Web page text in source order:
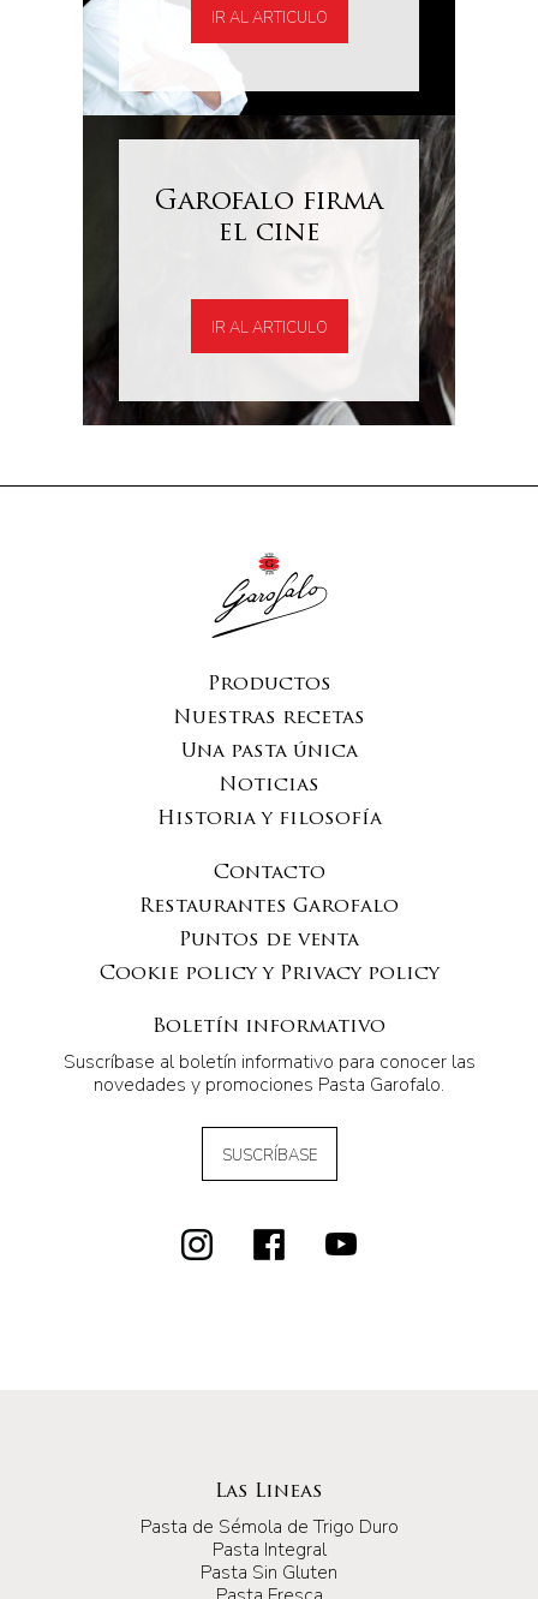
IR AL ARTICULO
Garofalo firma
el cine
IR AL ARTICULO
Productos
Nuestras recetas
Una pasta única
Noticias
Historia y filosofía
Contacto
Restaurantes Garofalo
Puntos de venta
Cookie policy y Privacy policy
Boletín informativo
Suscríbase al boletín informativo para conocer las
novedades y promociones Pasta Garofalo.
SUSCRÍBASE
Las Lineas
Pasta de Sémola de Trigo Duro
Pasta Integral
Pasta Sin Gluten